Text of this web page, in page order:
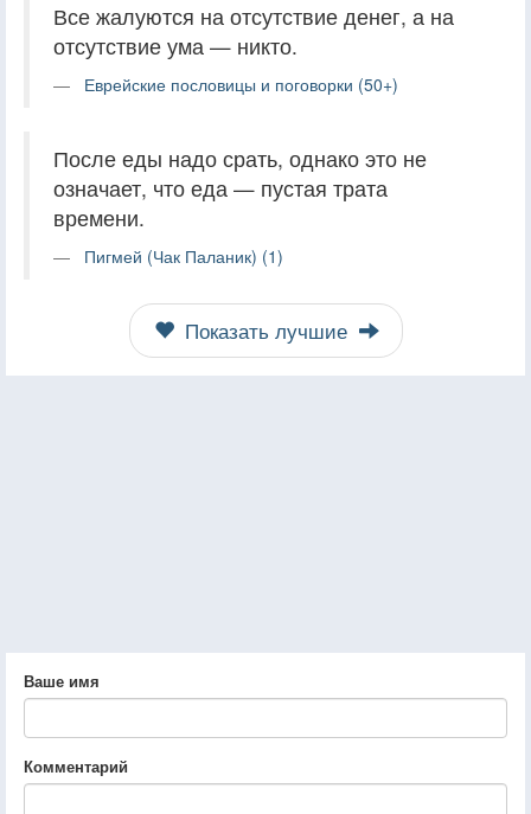
Все жалуются на отсутствие денег, а на
отсутствие ума — никто.
Еврейские пословицы и поговорки (50+)
После еды надо срать, однако это не
означает, что еда — пустая трата
времени.
Пигмей (Чак Паланик) (1)
Показать лучшие
Ваше имя
Комментарий